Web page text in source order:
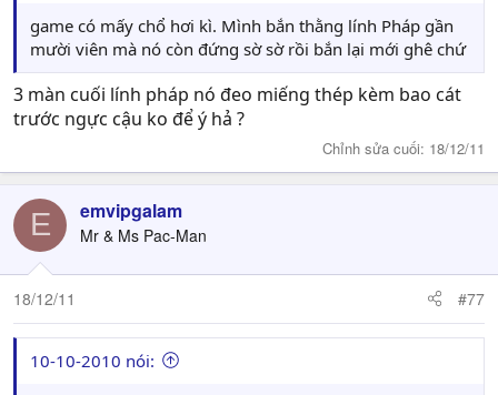
game có mấy chổ hơi kì. Mình bắn thằng lính Pháp gần
mười viên mà nó còn đứng sờ sờ rồi bắn lại mới ghê chứ
3 màn cuối lính pháp nó đeo miếng thép kèm bao cát
trước ngực cậu ko để ý hả ?
Chỉnh sửa cuối: 18/12/11
E emvipgalam
Mr & Ms Pac-Man
18/12/11 #77
10-10-2010 nói: